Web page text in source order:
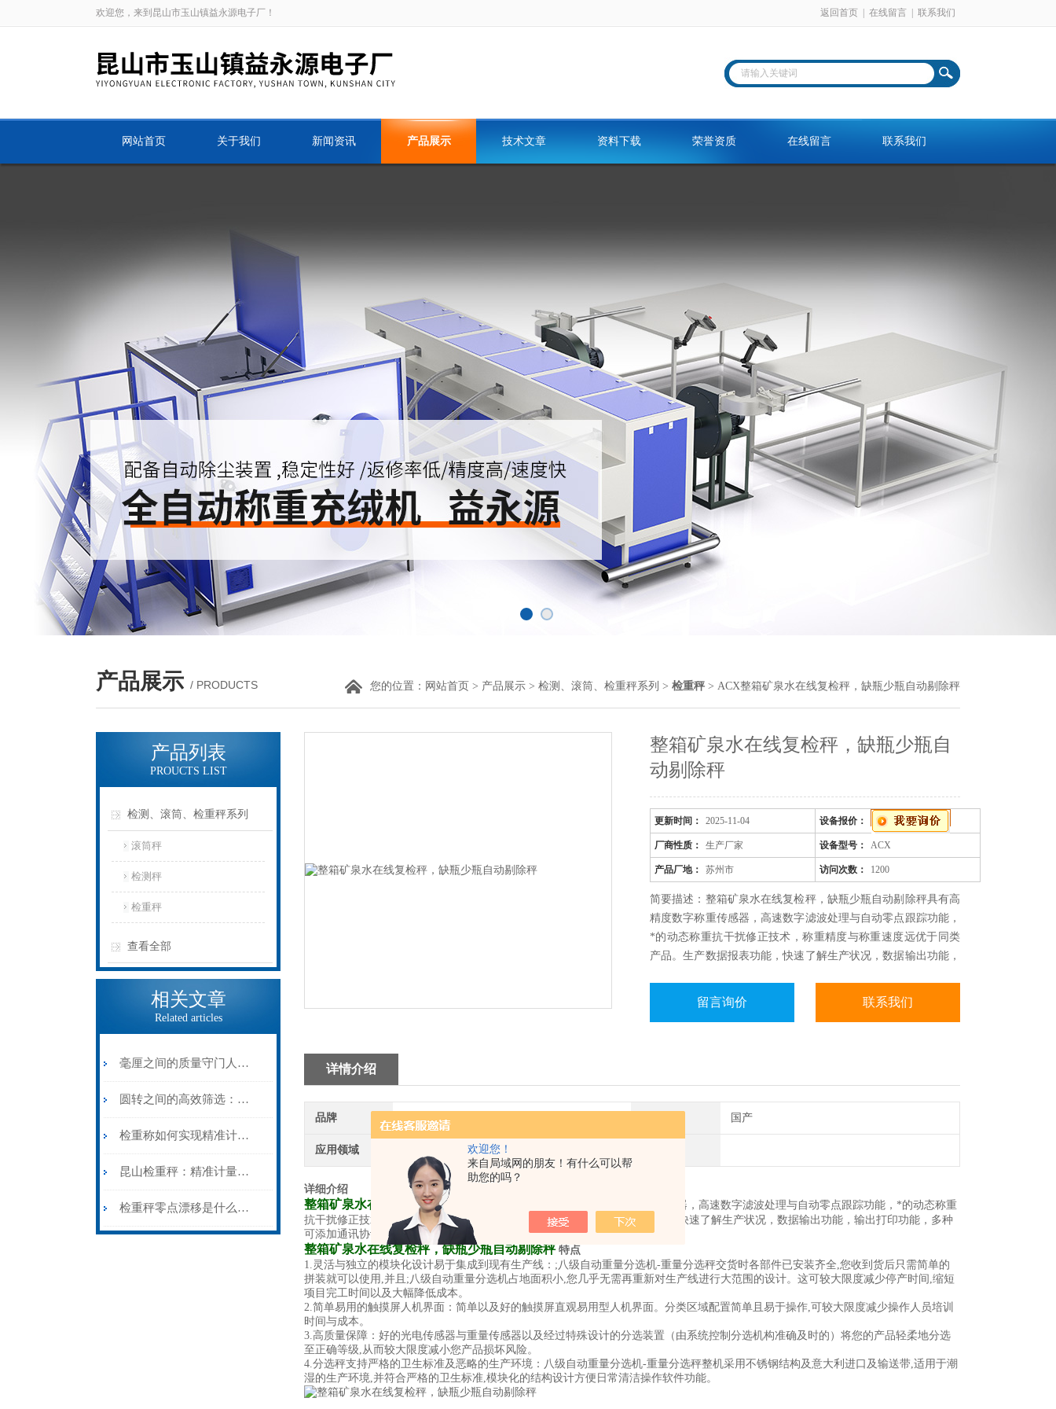
欢迎您！
来自局域网的朋友！有什么可以帮
助您的吗？
欢迎您，来到昆山市玉山镇益永源电子厂！ 返回首页 在线留言 联系我们
网站首页 关于我们 新闻资讯 产品展示 技术文章 资料下载 荣誉资质 在线留言 联系我们
产品展示 / PRODUCTS 您的位置： 网站首页 > 产品展示 > 检测、滚筒、检重秤系列 > 检重秤 > ACX整箱矿泉水在线复检秤，缺瓶少瓶自动剔除秤
产品列表
PROUCTS LIST
检测、滚筒、检重秤系列
滚筒秤
检测秤
检重秤
查看全部
相关文章
Related articles
毫厘之间的质量守门人：检重称的动态计量原理与产线实践
圆转之间的高效筛选：滚筒检重秤的结构逻辑与特殊场景应用
检重称如何实现精准计量？
昆山检重秤：精准计量的守护者
检重秤零点漂移是什么原因?遇到检重秤零点漂移如何处理?
整箱矿泉水在线复检秤，缺瓶少瓶自
动剔除秤
更新时间： 2025-11-04 设备报价：
厂商性质： 生产厂家 设备型号： ACX
产品厂地： 苏州市 访问次数： 1200
简要描述：整箱矿泉水在线复检秤，缺瓶少瓶自动剔除秤具有高
精度数字称重传感器，高速数字滤波处理与自动零点跟踪功能，
*的动态称重抗干扰修正技术，称重精度与称重速度远优于同类
产品。生产数据报表功能，快速了解生产状况，数据输出功能，
制中心，实现设备互联。
留言询价 联系我们
详情介绍
品牌 益永源 国产
应用领域 文体,地矿,建材/家具
详细介绍
整箱矿泉水在线复检秤，缺瓶少瓶自动剔除秤
具有高精度数字称重传感器，高速数字滤波处理与自动零点跟踪功能，*的动态称重
抗干扰修正技术，称重精度与称重速度远优于同类产品。生产数据报表功能，快速了解生产状况，数据输出功能，输出打印功能，多种
可添加通讯协议接口，快速融入生产系统控制中心，实现设备互联。
整箱矿泉水在线复检秤，缺瓶少瓶自动剔除秤 特点
1.灵活与独立的模块化设计易于集成到现有生产线：;八级自动重量分选机-重量分选秤交货时各部件已安装齐全,您收到货后只需简单的
拼装就可以使用,并且;八级自动重量分选机占地面积小,您几乎无需再重新对生产线进行大范围的设计。这可较大限度减少停产时间,缩短
项目完工时间以及大幅降低成本。
2.简单易用的触摸屏人机界面：简单以及好的触摸屏直观易用型人机界面。分类区域配置简单且易于操作,可较大限度减少操作人员培训
时间与成本。
3.高质量保障：好的光电传感器与重量传感器以及经过特殊设计的分选装置（由系统控制分选机构准确及时的）将您的产品轻柔地分选
至正确等级,从而较大限度减小您产品损坏风险。
4.分选秤支持严格的卫生标准及恶略的生产环境：八级自动重量分选机-重量分选秤整机采用不锈钢结构及意大利进口及输送带,适用于潮
湿的生产环境,并符合严格的卫生标准,模块化的结构设计方便日常清洁操作软件功能。